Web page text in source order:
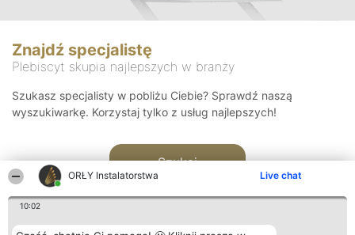
ORŁY Instalatorstwa Live chat
10:02
Znajdź specjalistę
Plebiscyt skupia najlepszych w branży
Szukasz specjalisty w pobliżu Ciebie? Sprawdź naszą
wyszukiwarkę. Korzystaj tylko z usług najlepszych!
Szukaj